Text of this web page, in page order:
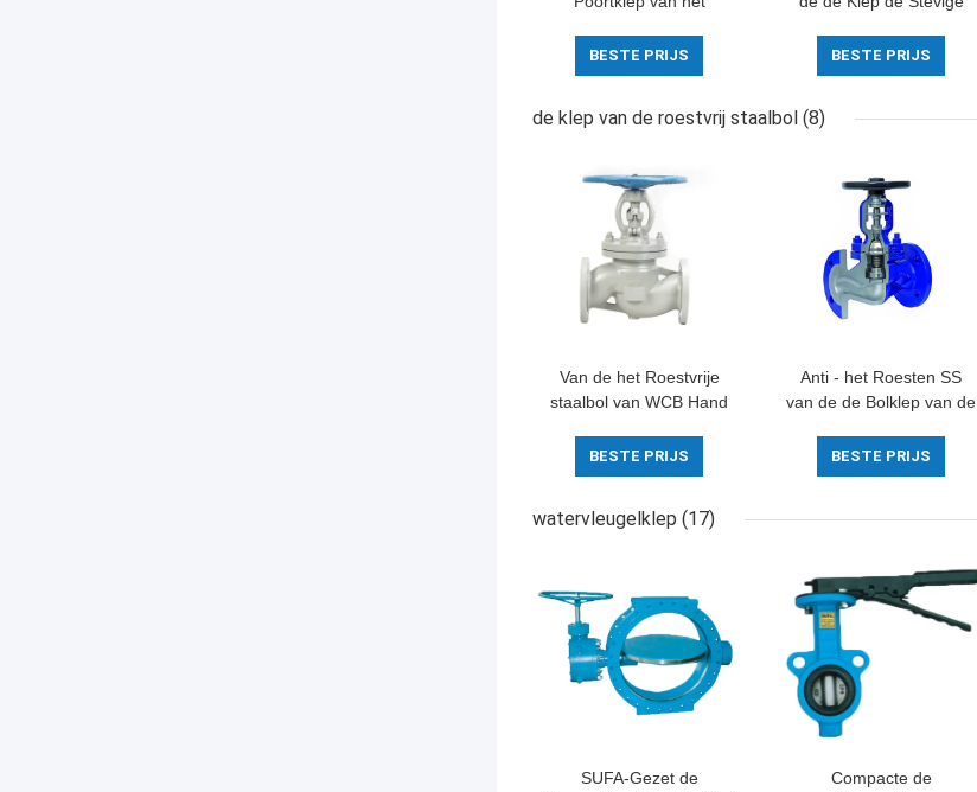
Roestvrije staalmes
Hand In werking
BESTE PRIJS
van de de Poortklep
Handverrichting
BESTE PRIJS
de klep van de roestvrij staalbol (8)
Van de het Roestvrije
staalbol van WCB Hand
de Bolklep DN100 Klep
face to face
BESTE PRIJS
Anti - het Roesten SS
van de de Bolklep van de
Corrosieve Weerstand
BESTE PRIJS
watervleugelklep (17)
SUFA-Gezet de
Compacte de